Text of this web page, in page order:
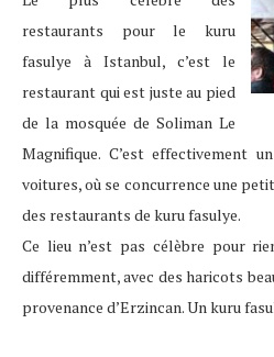
restaurants pour le kuru
fasulye à Istanbul, c’est le
restaurant qui est juste au pied
de la mosquée de Soliman Le
Magnifique. C’est effectivement
voitures, où se concurrence une
des restaurants de kuru fasulye.
Ce lieu n’est pas célèbre pour
différemment, avec des haricots
provenance d’Erzincan. Un kuru